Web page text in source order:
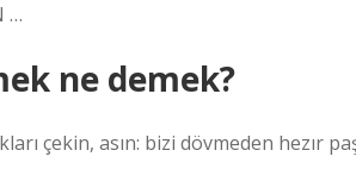
…
ne demek?
çekin, asın: bizi dövmeden hezır